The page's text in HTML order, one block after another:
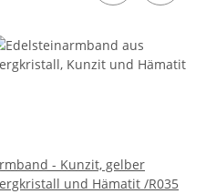
- Kunzit, gelber
und Hämatit /R035